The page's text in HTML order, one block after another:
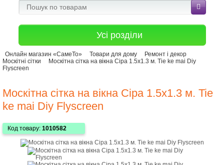
Усі розділи
Онлайн магазин «СамеТо» Товари для дому
Ремонт і декор
Москітні сітки
Москітна сітка на вікна Сіра 1.5х1.3 м. Tie ke mai Diy
Flyscreen
Москітна сітка на вікна Сіра 1.5х1.3 м. Tie
ke mai Diy Flyscreen
Код товару: 1010582